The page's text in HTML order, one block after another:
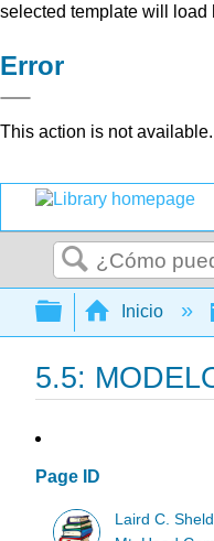
selected template will load
Error
This action is not available.
Buscar
Expandir/
Inicio
5.5:
Page ID
Laird C.